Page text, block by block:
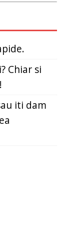
Chiar si
iti dam